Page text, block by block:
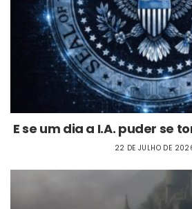
E se um dia a I.A. puder se
22 DE JULHO DE